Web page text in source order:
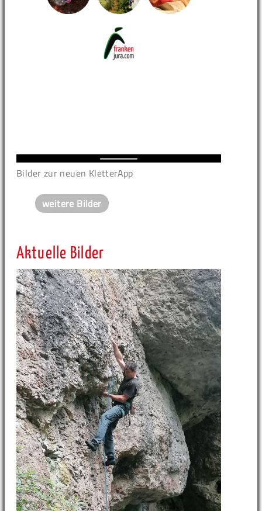
Bilder zur neuen KletterApp
weitere Bilder
Aktuelle Bilder